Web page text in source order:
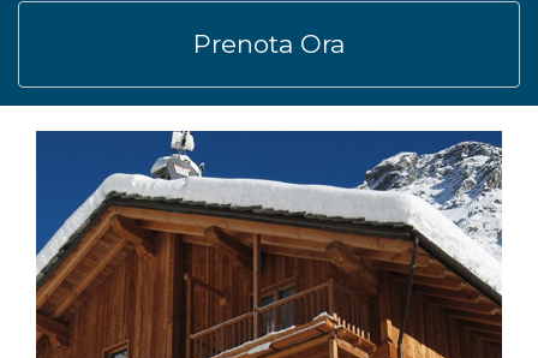
Prenota Ora